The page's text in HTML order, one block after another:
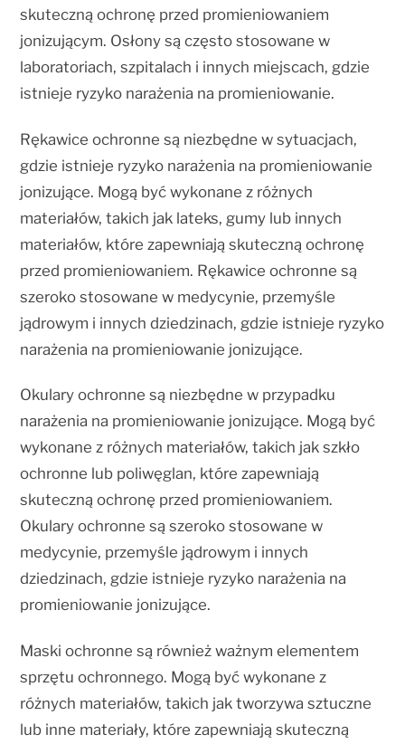
skuteczną ochronę przed promieniowaniem
jonizującym. Osłony są często stosowane w
laboratoriach, szpitalach i innych miejscach, gdzie
istnieje ryzyko narażenia na promieniowanie.
Rękawice ochronne są niezbędne w sytuacjach,
gdzie istnieje ryzyko narażenia na promieniowanie
jonizujące. Mogą być wykonane z różnych
materiałów, takich jak lateks, gumy lub innych
materiałów, które zapewniają skuteczną ochronę
przed promieniowaniem. Rękawice ochronne są
szeroko stosowane w medycynie, przemyśle
jądrowym i innych dziedzinach, gdzie istnieje ryzyko
narażenia na promieniowanie jonizujące.
Okulary ochronne są niezbędne w przypadku
narażenia na promieniowanie jonizujące. Mogą być
wykonane z różnych materiałów, takich jak szkło
ochronne lub poliwęglan, które zapewniają
skuteczną ochronę przed promieniowaniem.
Okulary ochronne są szeroko stosowane w
medycynie, przemyśle jądrowym i innych
dziedzinach, gdzie istnieje ryzyko narażenia na
promieniowanie jonizujące.
Maski ochronne są również ważnym elementem
sprzętu ochronnego. Mogą być wykonane z
różnych materiałów, takich jak tworzywa sztuczne
lub inne materiały, które zapewniają skuteczną